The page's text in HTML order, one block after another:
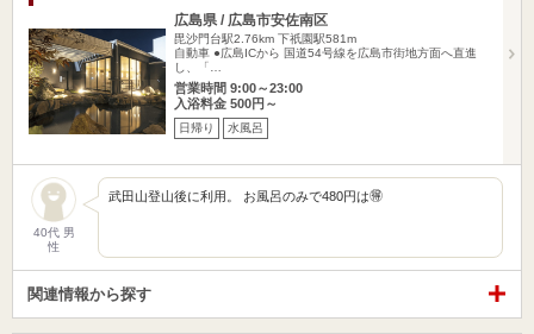
広島県 / 広島市安佐南区
毘沙門台駅2.76km 下祇園駅581m
自動車 ●広島ICから 国道54号線を広島市街地方面へ直進
し、「…
営業時間 9:00～23:00
入浴料金 500円～
日帰り 水風呂
40代 男
性
武田山登山後に利用。 お風呂のみで480円は🉐
関連情報から探す